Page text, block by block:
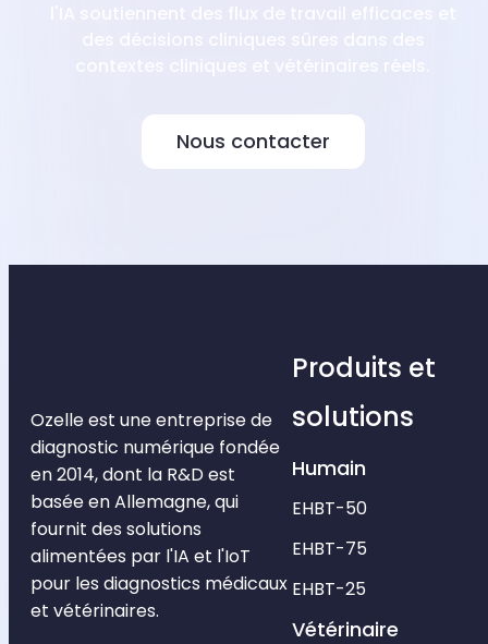
Nous contacter
Ozelle est une entreprise de
diagnostic numérique fondée
en 2014, dont la R&D est
basée en Allemagne, qui
fournit des solutions
alimentées par l'IA et l'IoT
pour les diagnostics médicaux
et vétérinaires.
Produits et
solutions
Humain
EHBT-50
EHBT-75
EHBT-25
Vétérinaire